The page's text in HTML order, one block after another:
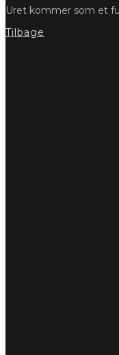
Uret kommer som et
Tilbage